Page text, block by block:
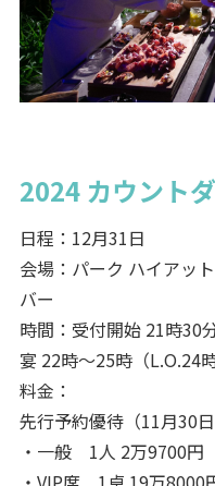
2024 カウント
日程：12月31日
会場：パーク ハイアッ
バー
時間：受付開始 21時30
宴 22時～25時（L.O.24時
料金：
先行予約優待（11月30
・一般 1人 2万9700円